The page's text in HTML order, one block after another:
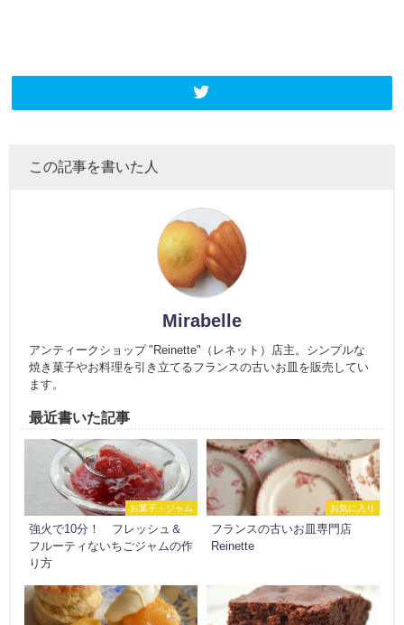
この記事を書いた人
Mirabelle
アンティークショップ "Reinette"（レネット）店主。シンプルな
焼き菓子やお料理を引き立てるフランスの古いお皿を販売してい
ます。
最近書いた記事
お菓子・ジャム
強火で10分！ フレッシュ＆
フルーティないちごジャムの作
り方
お気に入り
フランスの古いお皿専門店
Reinette